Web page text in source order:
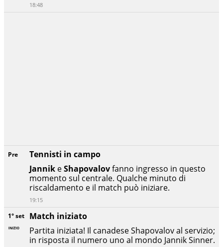
1° set
Match iniziato
Partita iniziata! Il canadese Shapovalov al servizio;
in risposta il numero uno al mondo Jannik Sinner.
Pre
Tennisti in campo
Jannik eShapovalovfanno ingresso in questo
momento sul centrale. Qualche minuto di
riscaldamento e il match può iniziare.
19:15
18:48